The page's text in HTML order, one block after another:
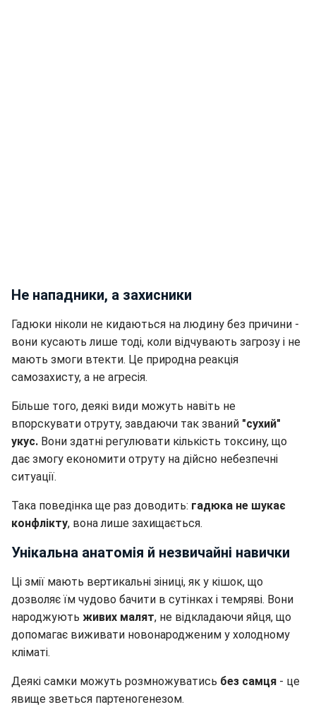
Не нападники, а захисники
Гадюки ніколи не кидаються на людину без причини -
вони кусають лише тоді, коли відчувають загрозу і не
мають змоги втекти. Це природна реакція
самозахисту, а не агресія.
Більше того, деякі види можуть навіть не
впорскувати отруту, завдаючи так званий "сухий"
укус. Вони здатні регулювати кількість токсину, що
дає змогу економити отруту на дійсно небезпечні
ситуації.
Така поведінка ще раз доводить: гадюка не шукає
конфлікту, вона лише захищається.
Унікальна анатомія й незвичайні навички
Ці змії мають вертикальні зіниці, як у кішок, що
дозволяє їм чудово бачити в сутінках і темряві. Вони
народжують живих малят, не відкладаючи яйця, що
допомагає виживати новонародженим у холодному
кліматі.
Деякі самки можуть розмножуватись без самця - це
явище зветься партеногенезом.